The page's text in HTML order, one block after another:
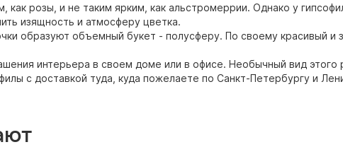
розы, и не таким ярким, как альстромеррии. Однако у
изящность и атмосферу цветка.
образуют объемный букет - полусферу. По своему красивый и
интерьера в своем доме или в офисе. Необычный вид этого
с доставкой туда, куда пожелаете по Санкт-Петербургу и